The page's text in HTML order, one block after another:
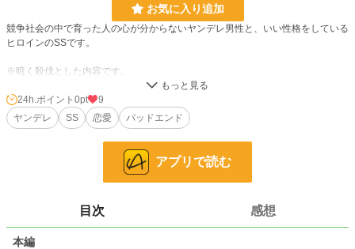
お気に入り追加
競争社会の中で育った人の心が分からないヤンデレ男性と、いい性格をしている
ヒロインのSSです。
※暗く殺伐とした内容です。
小説 228,589 位 / 228,589 件
66,314 位 / 66,314 件
0 pt
文字数 3,119
24h.ポイント 0pt
9
ヤンデレ
SS 恋愛 バッドエンド
アプリで読む
目次 感想
本編